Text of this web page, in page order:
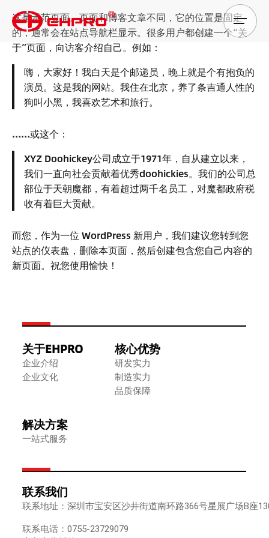
content
这是示范页面。页面和博客文章不同，它的位置是固定
的，通常会在站点导航栏显示。很多用户都创建一个“关
于”页面，向访客介绍自己。例如：
嗨，大家好！我白天是个邮递员，晚上就是个有抱负的
演员。这是我的网站。我住在北京，养了条吉通人性的
狗叫小黑，我喜欢艺术和旅行。
……或这个：
XYZ Doohickey公司成立于1971年，自从建立以来，
我们一直向社会贡献着优秀doohickies。我们的公司总
部位于天朝魔都，有着超过两千名员工，对魔都政府税
收有着巨大贡献。
而您，作为一位 WordPress 新用户，我们建议您转到您
站点的仪表盘 ，删除本页面，然后创建包含您自己内容的
新页面。祝您使用愉快！
企业文化
企业介绍
关于EHPRO
品质保障
制造实力
研发实力
核心优势
一站式服务
解决方案
联系电话：0755-23729079
联系地址：深圳市宝安区沙井街道南环路366号星展广场B座
联系我们